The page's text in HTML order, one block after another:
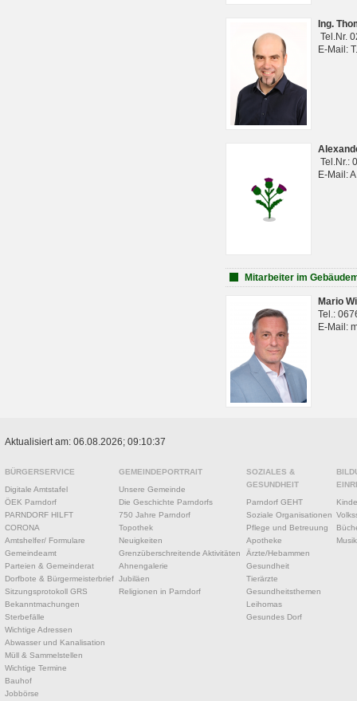
Ing.
Tel.Nr.
E-Mail:
Tel.Nr.:
E-Mail:
Mitarbeiter im
Mario
Tel.:
E-Mail:
Aktualisiert am: 06.08.2026; 09:10:37
BÜRGERSERVICE
Digitale Amtstafel
ÖEK Parndorf
PARNDORF HILFT
CORONA
Amtshelfer/ Formulare
Gemeindeamt
Parteien & Gemeinderat
Dorfbote & Bürgermeisterbrief
Sitzungsprotokoll GRS
Bekanntmachungen
Sterbefälle
Wichtige Adressen
Abwasser und Kanalisation
Müll & Sammelstellen
Wichtige Termine
Bauhof
Jobbörse
GEMEINDEPORTRAIT
Unsere Gemeinde
Die Geschichte Parndorfs
750 Jahre Parndorf
Topothek
Neuigkeiten
Grenzüberschreitende Aktivitäten
Ahnengalerie
Jubiläen
Religionen in Parndorf
SOZIALES &
GESUNDHEIT
Parndorf GEHT
Soziale Organisationen
Pflege und Betreuung
Apotheke
Ärzte/Hebammen
Gesundheit
Tierärzte
Gesundheitsthemen
Leihomas
Gesundes Dorf